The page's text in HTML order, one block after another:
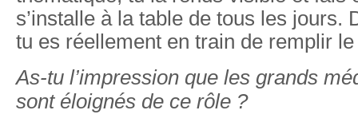
s’installe à la table de tous les jours.
tu es réellement en train de remplir le
As-tu l’impression que les grands
sont éloignés de ce rôle ?